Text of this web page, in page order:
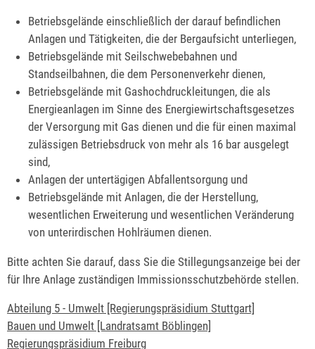
Betriebsgelände einschließlich der darauf befindlichen
Anlagen und Tätigkeiten, die der Bergaufsicht unterliegen,
Betriebsgelände mit Seilschwebebahnen und
Standseilbahnen, die dem Personenverkehr dienen,
Betriebsgelände mit Gashochdruckleitungen, die als
Energieanlagen im Sinne des Energiewirtschaftsgesetzes
der Versorgung mit Gas dienen und die für einen maximal
zulässigen Betriebsdruck von mehr als 16 bar ausgelegt
sind,
Anlagen der untertägigen Abfallentsorgung und
Betriebsgelände mit Anlagen, die der Herstellung,
wesentlichen Erweiterung und wesentlichen Veränderung
von unterirdischen Hohlräumen dienen.
Bitte achten Sie darauf, dass Sie die Stillegungsanzeige bei der
für Ihre Anlage zuständigen Immissionsschutzbehörde stellen.
Abteilung 5 - Umwelt [Regierungspräsidium Stuttgart]
Bauen und Umwelt [Landratsamt Böblingen]
Regierungspräsidium Freiburg